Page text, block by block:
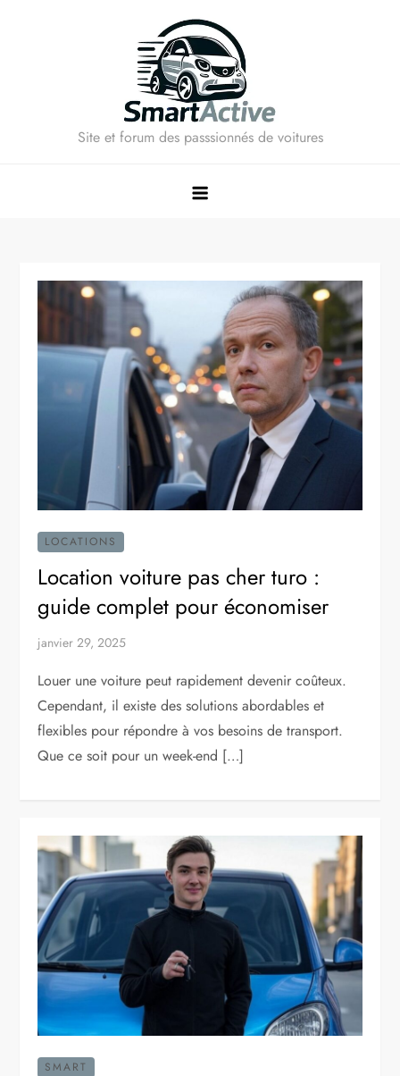
Site et forum des passsionnés de voitures
LOCATIONS
Location voiture pas cher turo :
guide complet pour économiser
janvier 29, 2025
Louer une voiture peut rapidement devenir coûteux.
Cependant, il existe des solutions abordables et
flexibles pour répondre à vos besoins de transport.
Que ce soit pour un week-end […]
SMART